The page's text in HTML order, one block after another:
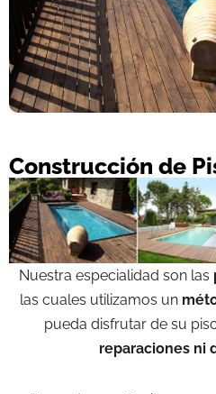
Construcción de
Nuestra especialidad son las
las cuales utilizamos un
pueda disfrutar de su
reparaciones ni